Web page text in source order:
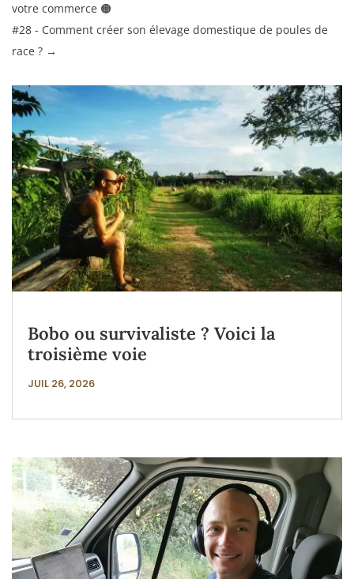
votre commerce 🟠
#28 - Comment créer son élevage domestique de poules de
race ? →
Bobo ou survivaliste ? Voici la
troisième voie
JUIL 26, 2026